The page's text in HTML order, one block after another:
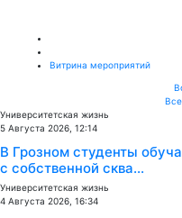
Витрина мероприятий
Университетская жизнь
5 Августа 2026, 12:14
В Грозном студенты
с собственной сква...
Университетская жизнь
4 Августа 2026, 16:34